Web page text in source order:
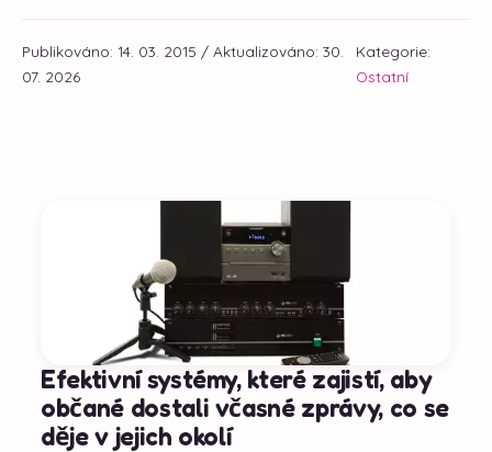
Publikováno: 14. 03. 2015 / Aktualizováno: 30.
07. 2026
Kategorie:
Ostatní
Efektivní systémy, které zajistí, aby
občané dostali včasné zprávy, co se
děje v jejich okolí